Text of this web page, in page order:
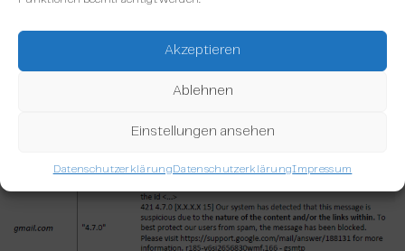
Akzeptieren
Ablehnen
Einstellungen ansehen
DatenschutzerklärungDatenschutzerklärungImpressum